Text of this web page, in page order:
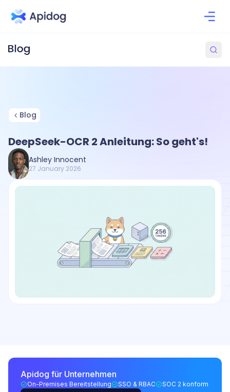
Blog
DeepSeek-OCR 2 Anleitung: So geht's!
Ashley Innocent
27 January 2026
Apidog für Unternehmen
On-Premises Bereitstellung SSO & RBAC SOC 2 konform